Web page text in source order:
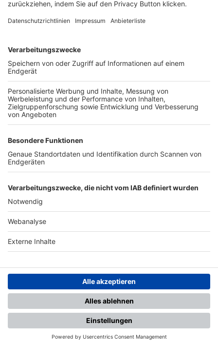
FOLGE DEM BFV
TOP-VEREINE
TOP-PARTNER
Nutzungsbedingungen Datenschutz Impressum